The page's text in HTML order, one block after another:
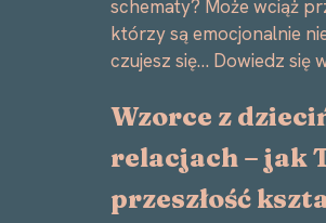
schematy? Może wciąż
którzy są emocjonalnie
czujesz się… Dowiedz się
Wzorce z
relacjach – jak
przeszłość